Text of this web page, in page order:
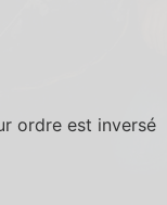
ordre est inversé